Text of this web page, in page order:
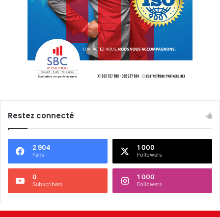
Restez connecté
2 904
Fans
1 000
Followers
0
Subscribers
1 000
Followers